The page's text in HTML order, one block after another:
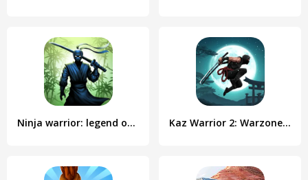
Ninja warrior: legend of adven Kaz Warrior 2: Warzone & RPG